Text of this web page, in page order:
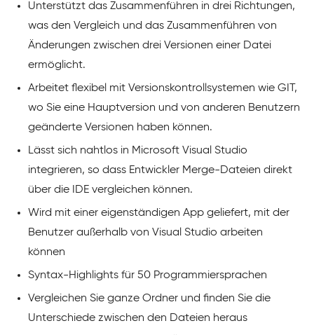
Unterstützt das Zusammenführen in drei Richtungen,
was den Vergleich und das Zusammenführen von
Änderungen zwischen drei Versionen einer Datei
ermöglicht.
Arbeitet flexibel mit Versionskontrollsystemen wie GIT,
wo Sie eine Hauptversion und von anderen Benutzern
geänderte Versionen haben können.
Lässt sich nahtlos in Microsoft Visual Studio
integrieren, so dass Entwickler Merge-Dateien direkt
über die IDE vergleichen können.
Wird mit einer eigenständigen App geliefert, mit der
Benutzer außerhalb von Visual Studio arbeiten
können
Syntax-Highlights für 50 Programmiersprachen
Vergleichen Sie ganze Ordner und finden Sie die
Unterschiede zwischen den Dateien heraus